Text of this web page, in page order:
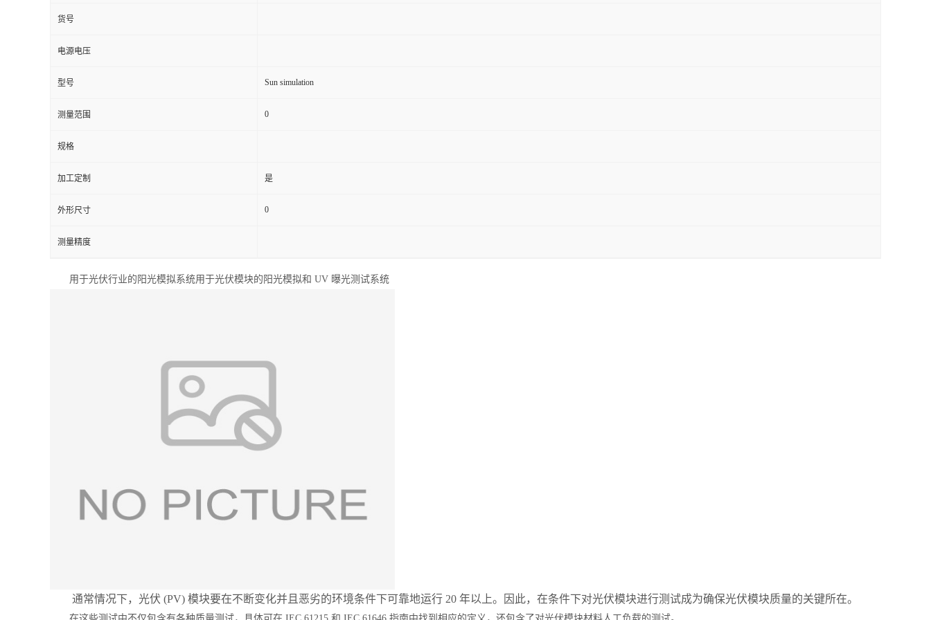
货号
电源电压
型号 Sun simulation
测量范围 0
规格
加工定制 是
外形尺寸 0
测量精度
用于光伏行业的阳光模拟系统用于光伏模块的阳光模拟和 UV 曝光测试系统
通常情况下，光伏 (PV) 模块要在不断变化并且恶劣的环境条件下可靠地运行 20 年以上。因此，在条件下对光伏模块进行测试成为确保光伏模块质量的关键所在。
在这些测试中不仅包含有各种质量测试，具体可在 IEC 61215 和 IEC 61646 指南中找到相应的定义，还包含了对光伏模块材料人工负载的测试。